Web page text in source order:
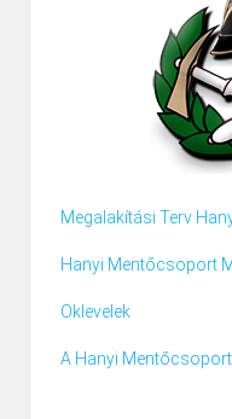
Megalakítási Terv
Hanyi Mentőcsoport
Oklevelek
A Hanyi